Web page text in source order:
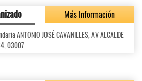
Más Información
ANTONIO JOSÉ CAVANILLES, AV ALCALDE
03007